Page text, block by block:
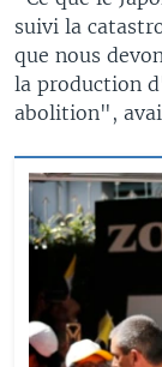
suivi la
que nous
la production
abolition",